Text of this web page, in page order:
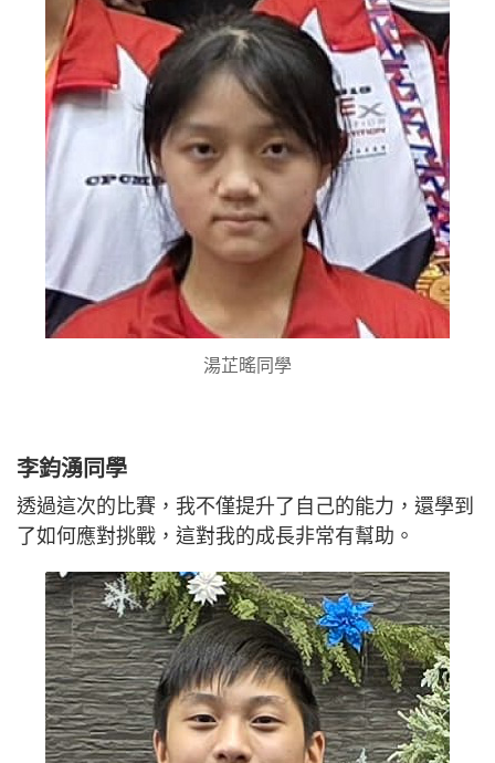
湯芷暚同學
李鈞湧同學
透過這次的比賽，我不僅提升了自己的能力，還學到
了如何應對挑戰，這對我的成長非常有幫助。